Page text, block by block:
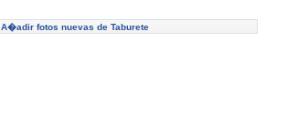
A�adir fotos nuevas de Taburete